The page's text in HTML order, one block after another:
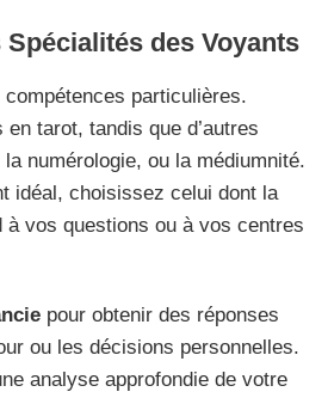
des Voyants
particulières.
tarot, tandis que d’autres
la numérologie, ou la médiumnité.
idéal, choisissez celui dont la
à vos questions ou à vos centres
pour obtenir des réponses
ou les décisions personnelles.
analyse approfondie de votre